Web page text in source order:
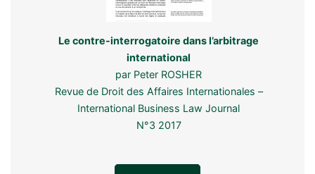
Le contre-interrogatoire dans l’arbitrage
international
par Peter ROSHER
Revue de Droit des Affaires Internationales –
International Business Law Journal
N°3 2017